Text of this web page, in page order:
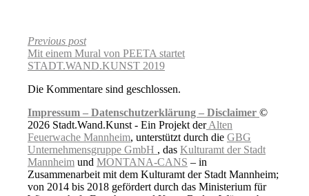
Previous post
Mit einem Mural von PEETA startet
STADT.WAND.KUNST 2019
Die Kommentare sind geschlossen.
Impressum – Datenschutzerklärung – Disclaimer ©
2026 Stadt.Wand.Kunst - Ein Projekt derAlten
Feuerwache Mannheim, unterstützt durch die GBG
Unternehmensgruppe GmbH , das Kulturamt der Stadt
Mannheim und MONTANA-CANS – in
Zusammenarbeit mit dem Kulturamt der Stadt Mannheim;
von 2014 bis 2018 gefördert durch das Ministerium für